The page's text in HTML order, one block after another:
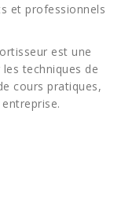
et professionnels
est une
techniques de
cours pratiques,